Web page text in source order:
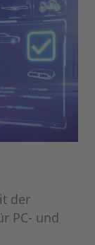
der
PC- und